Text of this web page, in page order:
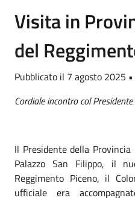
Visita in
del
Pubblicato il 7 agosto 2025 •
Cordiale incontro col Presidente
Il Presidente della
Palazzo San Filippo, il
Reggimento Piceno, il
ufficiale era